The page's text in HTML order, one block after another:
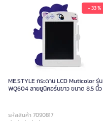
- 33 %
ME.STYLE กระดาน LCD Muticolor รุ่น
WQ604 ลายยูนิคอร์นขาว ขนาด 8.5 นิ้ว
รหัสสินค้า 7090817